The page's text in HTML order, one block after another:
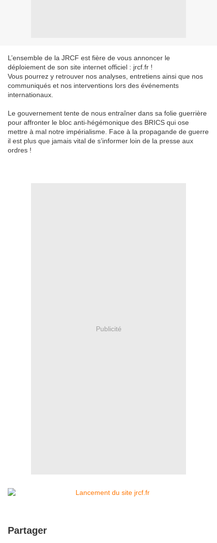
L’ensemble de la JRCF est fière de vous annoncer le
déploiement de son site internet officiel : jrcf.fr !
Vous pourrez y retrouver nos analyses, entretiens ainsi que nos
communiqués et nos interventions lors des événements
internationaux.
Le gouvernement tente de nous entraîner dans sa folie guerrière
pour affronter le bloc anti-hégémonique des BRICS qui ose
mettre à mal notre impérialisme. Face à la propagande de guerre
il est plus que jamais vital de s’informer loin de la presse aux
ordres !
Publicité
Partager